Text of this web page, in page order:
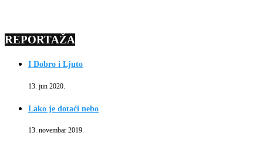
REPORTAŽA
I Dobro i Ljuto
13. jun 2020.
Lako je dotaći nebo
13. novembar 2019.